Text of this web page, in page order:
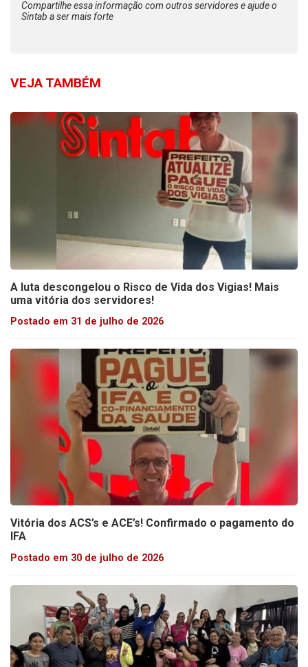
Compartilhe essa informação com outros servidores e ajude o
Sintab a ser mais forte
VEJA TAMBÉM
A luta descongelou o Risco de Vida dos Vigias! Mais
uma vitória dos servidores!
Postado em 31 de julho de 2026
Vitória dos ACS’s e ACE’s! Confirmado o pagamento do
IFA
Postado em 30 de julho de 2026